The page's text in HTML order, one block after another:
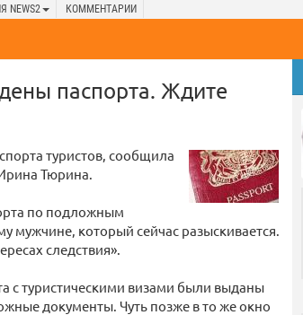
NEWS2 КОММЕНТАРИИ
паспорта. Ждите
туристов, сообщила
Тюрина.
по подложным
мужчине, который сейчас разыскивается.
следствия».
с туристическими визами были выданы
документы. Чуть позже в то же окно